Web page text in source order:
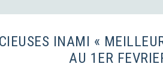
INAMI «
AU 1ER